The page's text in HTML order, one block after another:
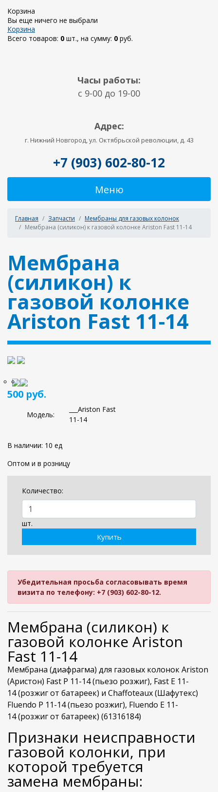
Корзина
Вы еще ничего не выбрали
Корзина
Всего товаров: 0 шт., на сумму: 0 руб.
Часы работы:
c 9-00 до 19-00
Адрес:
г. Нижний Новгород, ул. Октябрьской революции, д. 43
+7 (903) 602-80-12
Меню
Главная Запчасти
Мембраны для газовых колонок
Мембрана (силикон) к газовой колонке Аriston Fast 11-14
Мембрана
(силикон) к
газовой колонке
Аriston Fast 11-14
500 руб.
Модель:
___Аriston Fast
11-14
В наличии: 10 ед
Оптом и в розницу
Количество:
шт.
Купить
Убедительная просьба согласовывать время
визита по телефону: +7 (903) 602-80-12.
Мембрана (силикон) к
газовой колонке Аriston
Fast 11-14
Мембрана (диафрагма) для газовых колонокAriston
(Аристон) Fast P 11-14(пьезо розжиг), Fast E 11-
14(розжиг от батареек) и Chaffoteaux (Шафутекс)
Fluendo P 11-14(пьезо розжиг), Fluendo E 11-
14(розжиг от батареек) (61316184)
Признаки неисправности
газовой колонки, при
которой требуется
замена мембраны: